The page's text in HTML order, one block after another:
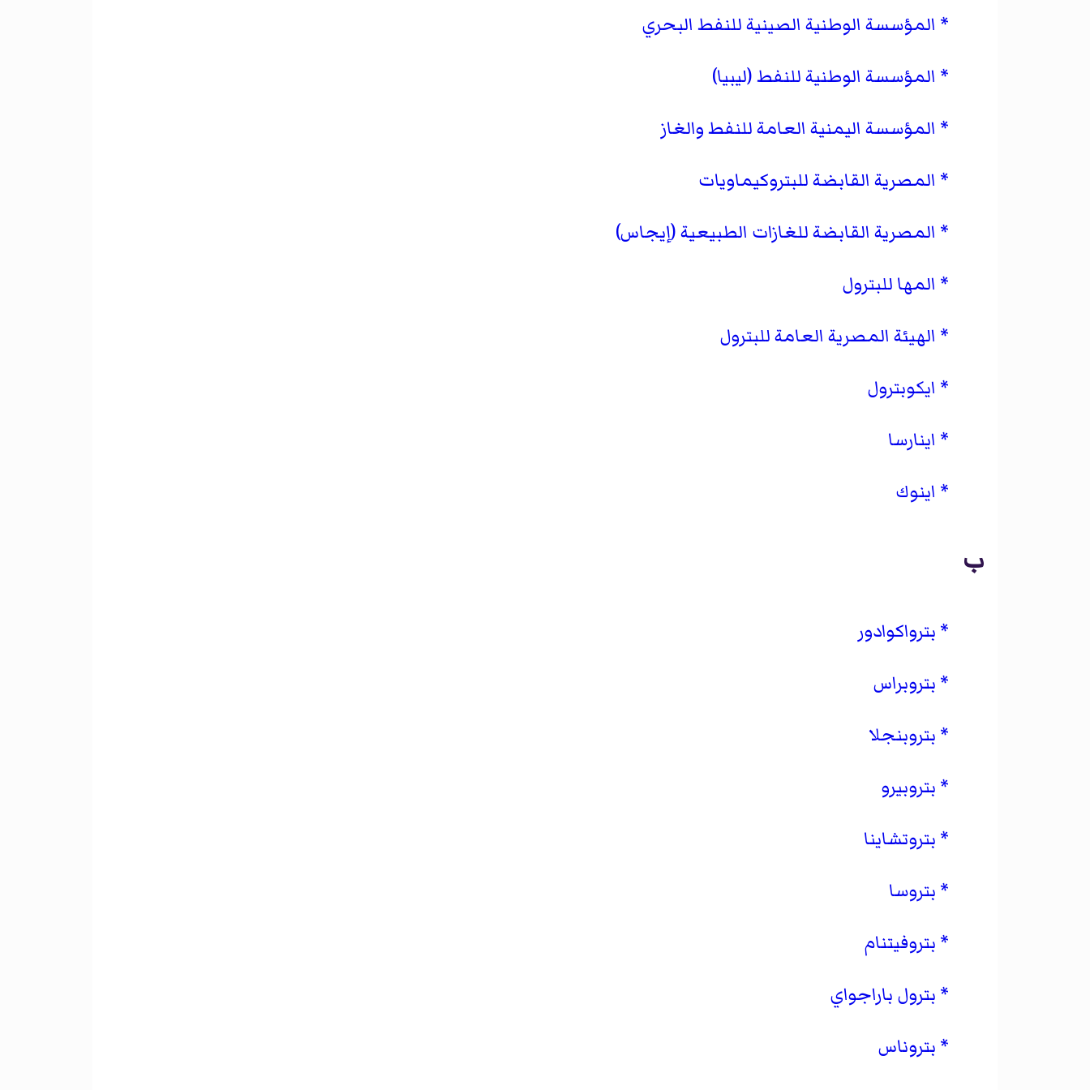
المؤسسة الوطنية الصينية للنفط البحري
المؤسسة الوطنية للنفط (ليبيا)
المؤسسة اليمنية العامة للنفط والغاز
المصرية القابضة للبتروكيماويات
المصرية القابضة للغازات الطبيعية (إيجاس)
المها للبترول
الهيئة المصرية العامة للبترول
ايكوبترول
اينارسا
اينوك
ب
بترواكوادور
بتروبراس
بتروبنجلا
بتروبيرو
بتروتشاينا
بتروسا
بتروفيتنام
بترول باراجواي
بتروناس